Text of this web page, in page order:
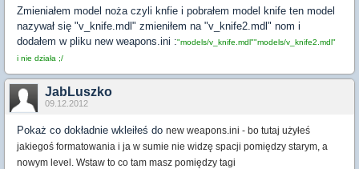
Zmieniałem model noża czyli knfie i pobrałem model knife ten model
nazywał się "v_knife.mdl" zmieniłem na "v_knife2.mdl" nom i
dodałem w pliku new weapons.ini :"models/v_knife.mdl""models/v_knife2.mdl"
i nie działa ;/
JabLuszko
09.12.2012
Pokaż co dokładnie wkleiłeś do new weapons.ini - bo tutaj użyłeś
jakiegoś formatowania i ja w sumie nie widzę spacji pomiędzy starym, a
nowym level. Wstaw to co tam masz pomiędzy tagi